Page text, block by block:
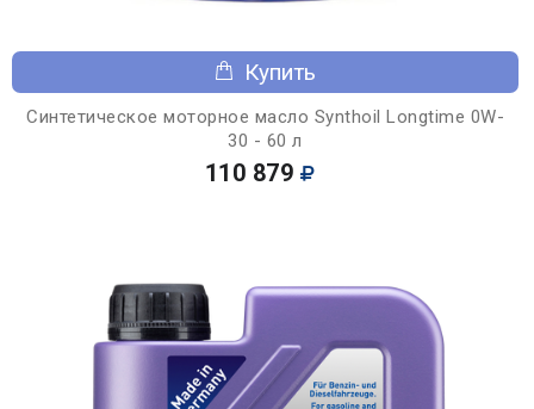
Купить
Синтетическое моторное масло Synthoil Longtime 0W-
30 - 60 л
110 879